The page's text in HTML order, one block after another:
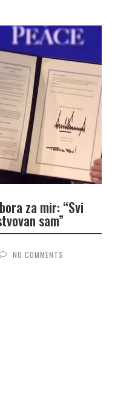
za mir: “Svi
sam”
NO COMMENTS